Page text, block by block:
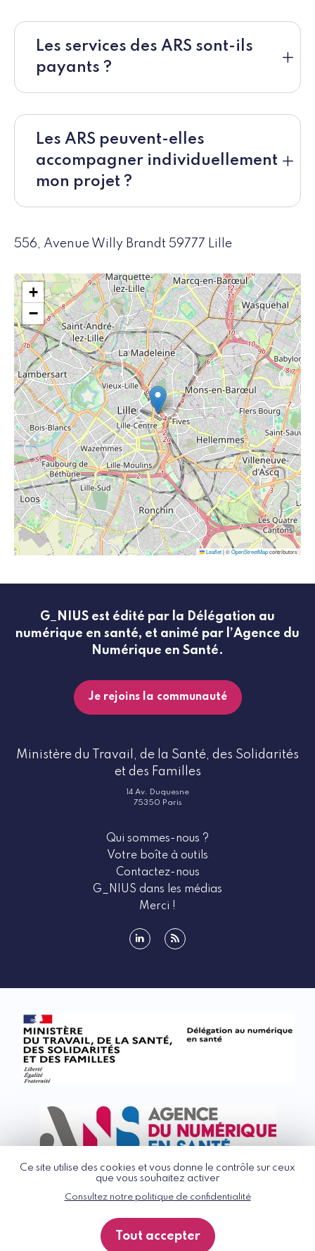
Ce site utilise des cookies et vous donne le contrôle sur ceux
que vous souhaitez activer
Consultez notre politique de confidentialité
Tout accepter
Les services des ARS sont-ils
payants ?
Les ARS peuvent-elles
accompagner individuellement
mon projet ?
556, Avenue Willy Brandt 59777 Lille
+
−
Leaflet|©OpenStreetMapcontributors
G_NIUS est édité par la Délégation au
numérique en santé, et animé par l’Agence du
Numérique en Santé.
Je rejoins la communauté
Ministère du Travail, de la Santé, des Solidarités
et des Familles
14 Av. Duquesne
75350 Paris
Qui sommes-nous ?
Votre boîte à outils
Contactez-nous
G_NIUS dans les médias
Merci !
© G_NIUS 2026
Politique de confidentialité